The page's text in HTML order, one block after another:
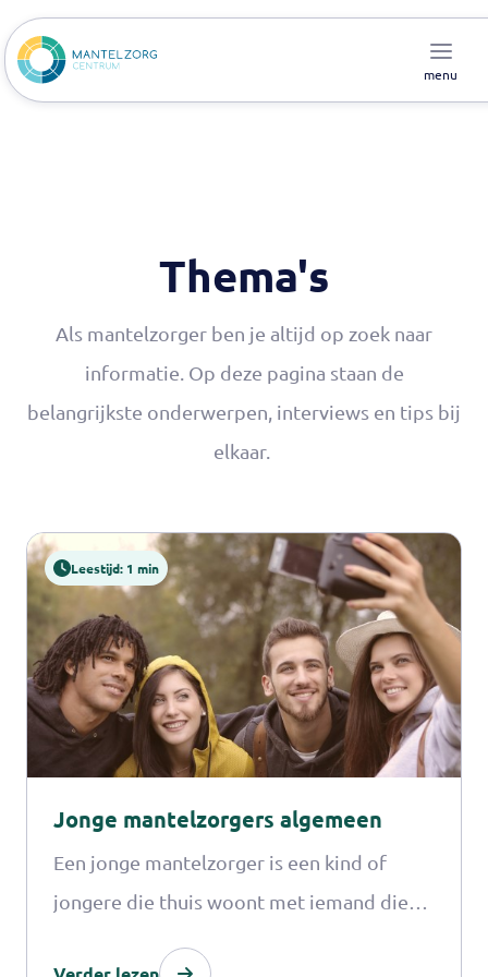
menu
Thema's
Als mantelzorger ben je altijd op zoek naar
informatie. Op deze pagina staan de
belangrijkste onderwerpen, interviews en tips bij
elkaar.
Leestijd: 1 min
Jonge mantelzorgers algemeen
Een jonge mantelzorger is een kind of
jongere die thuis woont met iemand die